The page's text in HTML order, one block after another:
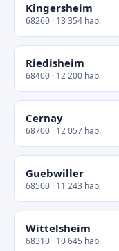
Kingersheim
68260 · 13 354 hab.
Riedisheim
68400 · 12 200 hab.
Cernay
68700 · 12 057 hab.
Guebwiller
68500 · 11 243 hab.
Wittelsheim
68310 · 10 645 hab.